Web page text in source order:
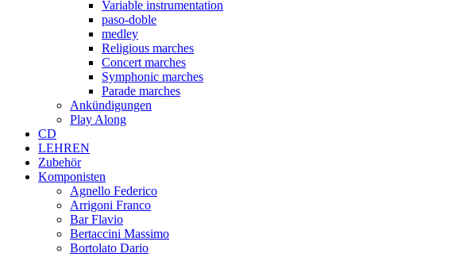
Variable instrumentation
paso-doble
medley
Religious marches
Concert marches
Symphonic marches
Parade marches
Ankündigungen
Play Along
CD
LEHREN
Zubehör
Komponisten
Agnello Federico
Arrigoni Franco
Bar Flavio
Bertaccini Massimo
Bortolato Dario